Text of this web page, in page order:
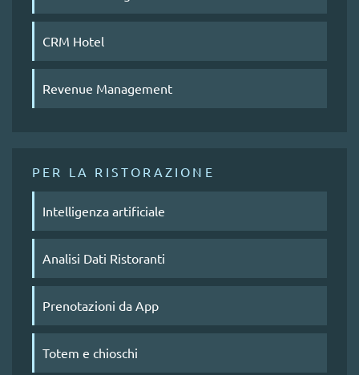
CRM Hotel
Revenue Management
PER LA RISTORAZIONE
Intelligenza artificiale
Analisi Dati Ristoranti
Prenotazioni da App
Totem e chioschi